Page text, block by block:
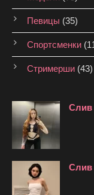
Певицы (35)
Спортсменки
Стримерши (43)
Слив
Слив